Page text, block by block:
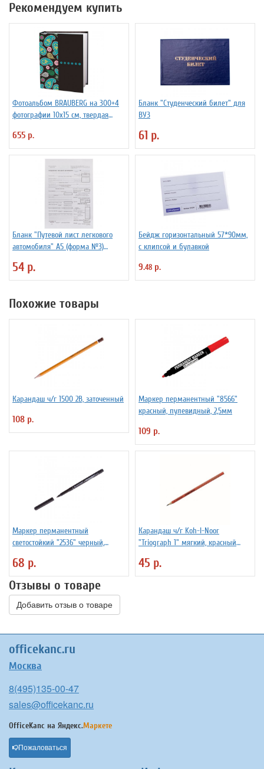
Рекомендуем купить
Фотоальбом BRAUBERG на 300+4
фотографии 10х15 см, твердая
655 р.
Бланк "Студенческий билет" для
ВУЗ
61 р.
Бланк "Путевой лист легкового
автомобиля" А5 (форма №3)
54 р.
Бейдж горизонтальный 57*90мм,
с клипсой и булавкой
9.48 р.
Похожие товары
Карандаш ч/г 1500 2B, заточенный
108 р.
Маркер перманентный "8566"
красный, пулевидный, 2,5мм
109 р.
Маркер перманентный
светостойкий "2536" черный,
68 р.
Карандаш ч/г Koh-I-Noor
"Triograph 1" мягкий, красный
45 р.
Отзывы о товаре
Добавить отзыв о товаре
officekanc.ru
Москва
8(495)135-00-47
sales@officekanc.ru
OfficeKanc на Яндекс.Маркете
Пожаловаться